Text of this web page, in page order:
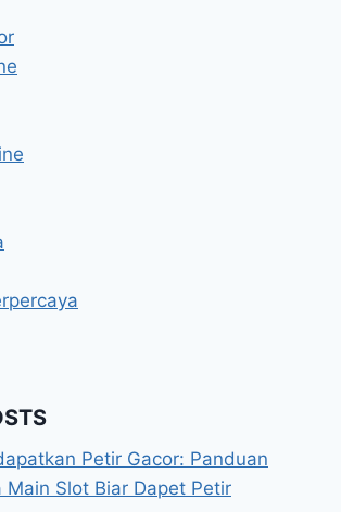
Petir Gacor: Panduan
Main Slot Biar Dapet Petir